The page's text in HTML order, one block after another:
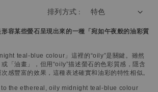
排列方式 :
形容某些螢石呈現出來的一種「宛如午夜般的油彩質
teal-blue colour」這裡的“oily”是關鍵。雖然
「油畫」，但用“oily”描述螢石的色彩質感，隱含
感豐富的效果，這種表述確實和油彩的特性相似。
the ethereal, oily midnight teal-blue colour